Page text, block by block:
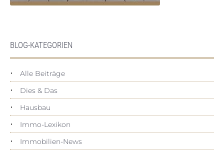
BLOG-KATEGORIEN
Alle Beiträge
Dies & Das
Hausbau
Immo-Lexikon
Immobilien-News